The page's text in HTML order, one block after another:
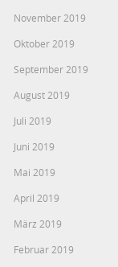
November 2019
Oktober 2019
September 2019
August 2019
Juli 2019
Juni 2019
Mai 2019
April 2019
März 2019
Februar 2019